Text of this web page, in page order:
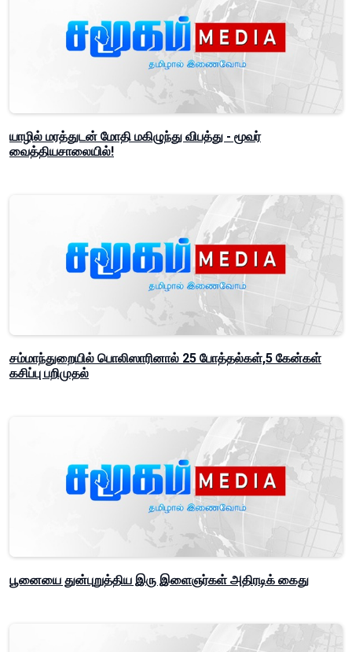
யாழில் மரத்துடன் மோதி மகிழுந்து விபத்து - மூவர்
வைத்தியசாலையில்!
சம்மாந்துறையில் பொலிஸாரினால் 25 போத்தல்கள்,5 கேன்கள்
கசிப்பு பறிமுதல்
பூனையை துன்புறுத்திய இரு இளைஞர்கள் அதிரடிக் கைது